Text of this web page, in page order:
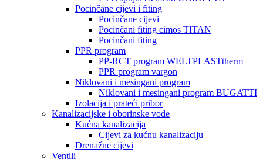
Pocinčane cijevi i fiting
Pocinčane cijevi
Pocinčani fiting cimos TITAN
Pocinčani fiting
PPR program
PP-RCT program WELTPLASTtherm
PPR program vargon
Niklovani i mesingani program
Niklovani i mesingani program BUGATTI
Izolacija i prateći pribor
Kanalizacijske i oborinske vode
Kućna kanalizacija
Cijevi za kućnu kanalizaciju
Drenažne cijevi
Ventili